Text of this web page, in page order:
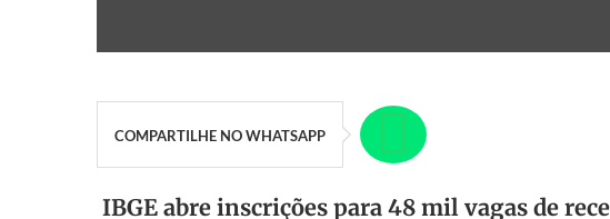
COMPARTILHE NO WHATSAPP
IBGE abre inscrições para 48 mil vagas de